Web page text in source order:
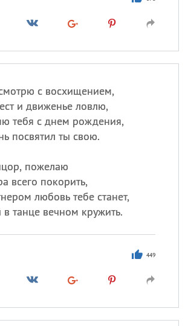
с восхищением,
и движенье ловлю,
тебя с днем рождения,
посвятил ты свою.
пожелаю
всего покорить,
любовь тебе станет,
в танце вечном кружить.
449